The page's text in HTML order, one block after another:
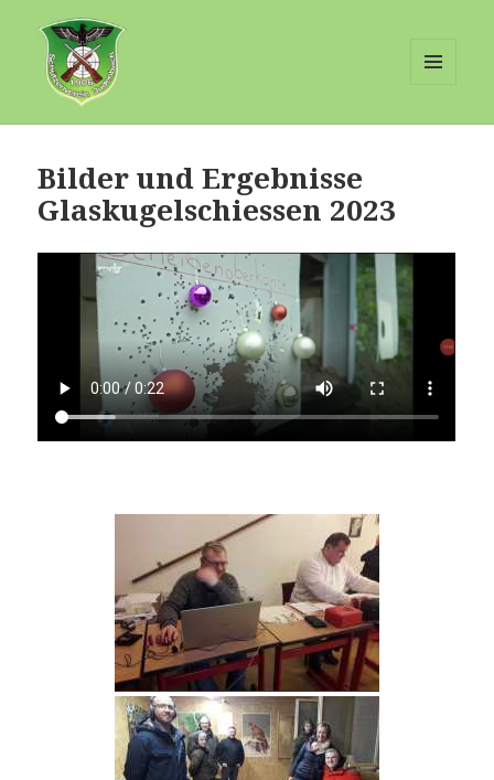
WIDGETS
Bilder und Ergebnisse
Glaskugelschiessen 2023